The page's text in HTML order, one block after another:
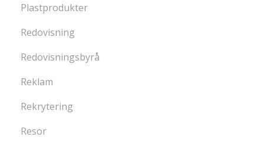
Plastprodukter
Redovisning
Redovisningsbyrå
Reklam
Rekrytering
Resor